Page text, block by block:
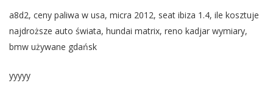
a8d2, ceny paliwa w usa, micra 2012, seat ibiza 1.4, ile kosztuje
najdroższe auto świata, hundai matrix, reno kadjar wymiary,
bmw używane gdańsk
yyyyy